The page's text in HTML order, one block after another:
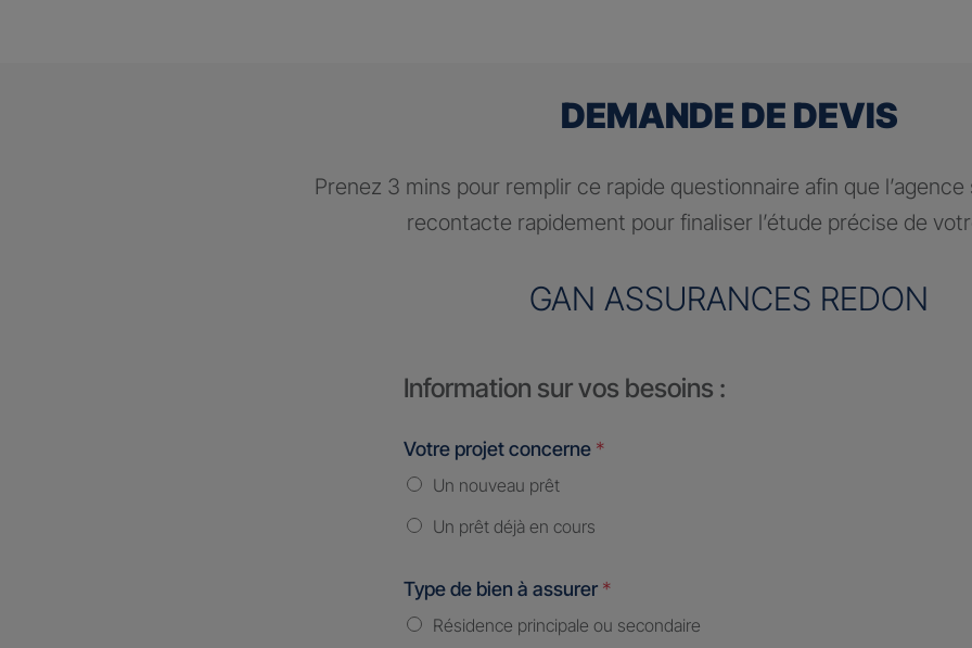
DEMANDE DE DEVIS
Prenez 3 mins pour remplir ce rapide questionnaire afin que
recontacte rapidement pour finaliser l’étude précise de
GAN ASSURANCES REDON
Information sur vos besoins :
Votre projet concerne *
Un nouveau prêt
Un prêt déjà en cours
Type de bien à assurer *
Résidence principale ou secondaire